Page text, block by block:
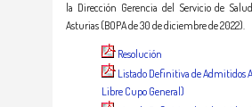
la Dirección Gerencia del Servicio de
Asturias (BOPA de 30 de diciembre de 2022).
Resolución
Listado Definitiva de Admitidos
Libre Cupo General)